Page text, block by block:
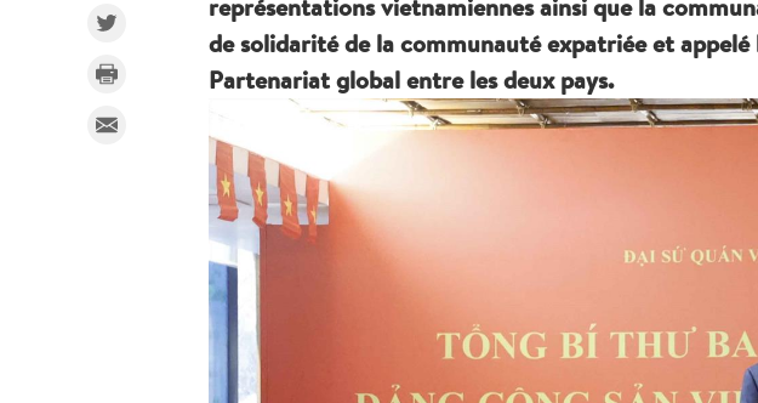
représentations vietnamiennes ainsi que la
de solidarité de la communauté expatriée et
Partenariat global entre les deux pays.